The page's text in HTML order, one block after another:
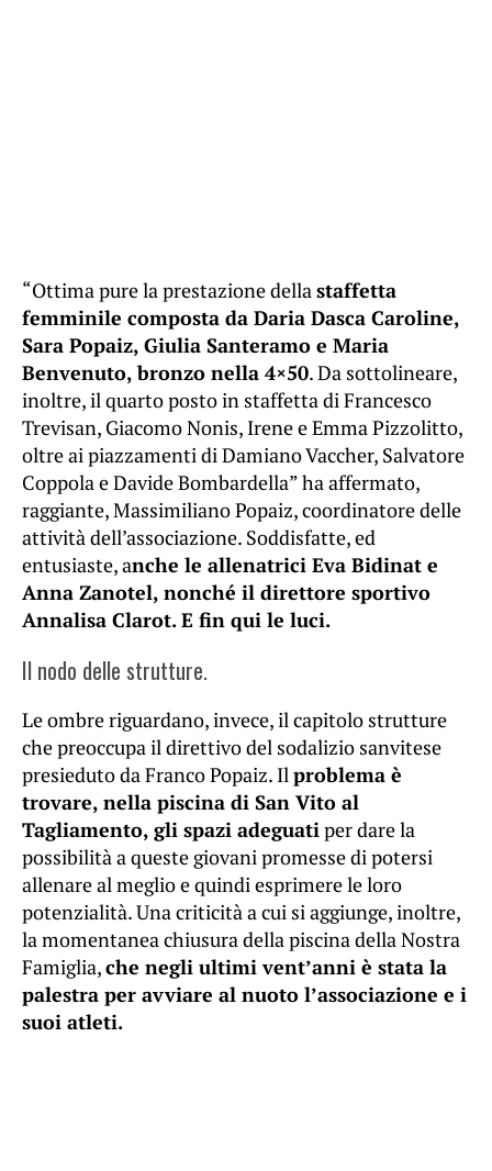
“Ottima pure la prestazione dellastaffetta
femminile composta da Daria Dasca Caroline,
Sara Popaiz, Giulia Santeramo e Maria
Benvenuto, bronzo nella 4×50. Da sottolineare,
inoltre, il quarto posto in staffetta di Francesco
Trevisan, Giacomo Nonis, Irene e Emma Pizzolitto,
oltre ai piazzamenti di Damiano Vaccher, Salvatore
Coppola e Davide Bombardella” ha affermato,
raggiante, Massimiliano Popaiz, coordinatore delle
attività dell’associazione. Soddisfatte, ed
entusiaste, anche le allenatrici Eva Bidinat e
Anna Zanotel, nonché il direttore sportivo
Annalisa Clarot. E fin qui le luci.
Il nodo delle strutture.
Le ombre riguardano, invece, il capitolo strutture
che preoccupa il direttivo del sodalizio sanvitese
presieduto da Franco Popaiz. Ilproblema è
trovare, nella piscina di San Vito al
Tagliamento, gli spazi adeguatiper dare la
possibilità a queste giovani promesse di potersi
allenare al meglio e quindi esprimere le loro
potenzialità. Una criticità a cui si aggiunge, inoltre,
la momentanea chiusura della piscina della Nostra
Famiglia,che negli ultimi vent’anni è stata la
palestra per avviare al nuoto l’associazione e i
suoi atleti.